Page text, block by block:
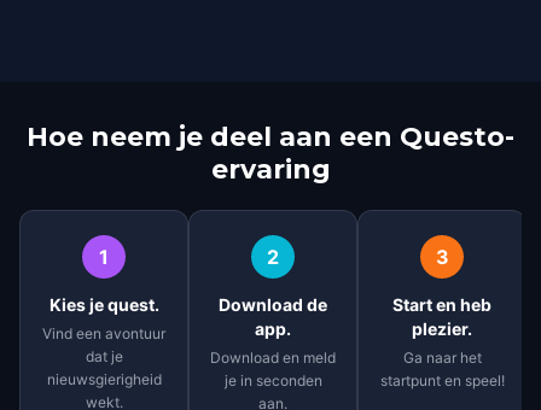
Hoe neem je deel aan een Questo-
ervaring
1
Kies je quest.
Vind een avontuur
dat je
nieuwsgierigheid
wekt.
2
Download de
app.
Download en meld
je in seconden
aan.
3
Start en heb
plezier.
Ga naar het
startpunt en speel!